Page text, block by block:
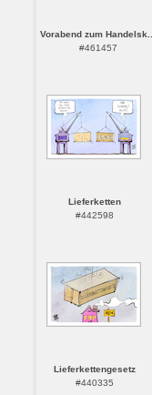
Vorabend zum Handelsk...
#461457
Lieferketten
#442598
Lieferkettengesetz
#440335